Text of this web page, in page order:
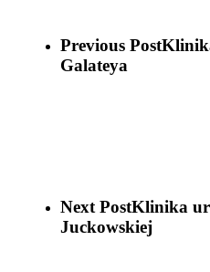
Previous Post
Galateya
Next PostKlinika
Juckowskiej